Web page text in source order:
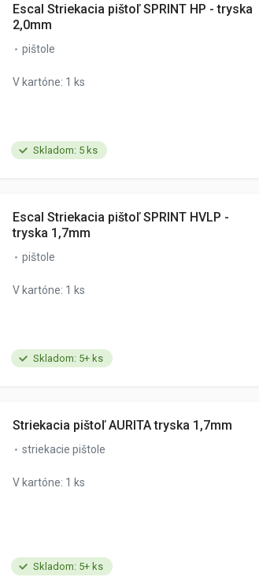
Skladom: 5 ks
Escal Striekacia pištoľ SPRINT HP - tryska
2,0mm
pištole
V kartóne: 1 ks
Skladom: 5+ ks
Escal Striekacia pištoľ SPRINT HVLP -
tryska 1,7mm
pištole
V kartóne: 1 ks
Skladom: 5+ ks
Striekacia pištoľ AURITA tryska 1,7mm
striekacie pištole
V kartóne: 1 ks